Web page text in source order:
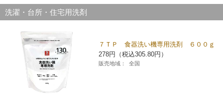
洗濯・台所・住宅用洗剤
７ＴＰ 食器洗い機専用洗剤 ６００ｇ
278円（税込305.80円）
販売地域： 全国